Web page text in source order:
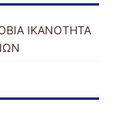
ΙΚΑΝΟΤΗΤΑ